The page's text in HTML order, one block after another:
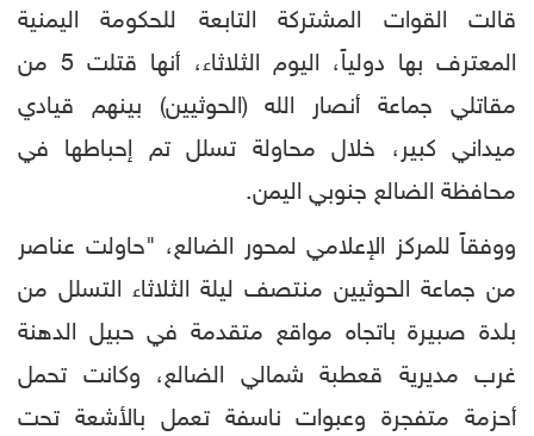
قالت القوات المشتركة التابعة للحكومة اليمنية
المعترف بها دولياً، اليوم الثلاثاء، أنها قتلت 5 من
مقاتلي جماعة أنصار الله (الحوثيين) بينهم قيادي
ميداني كبير، خلال محاولة تسلل تم إحباطها في
محافظة الضالع جنوبي اليمن.
ووفقاً للمركز الإعلامي لمحور الضالع، "حاولت عناصر
من جماعة الحوثيين منتصف ليلة الثلاثاء التسلل من
بلدة صبيرة باتجاه مواقع متقدمة في حبيل الدهنة
غرب مديرية قعطبة شمالي الضالع، وكانت تحمل
أحزمة متفجرة وعبوات ناسفة تعمل بالأشعة تحت